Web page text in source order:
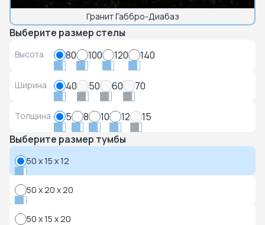
Гранит Габбро-Диабаз
Выберите размер стелы
Высота 80 100 120 140
Ширина 40 50 60 70
Толщина 5 8 10 12
15
Выберите размер тумбы
50 x 15 x 12
50 x 20 x 20
50 x 15 x 20